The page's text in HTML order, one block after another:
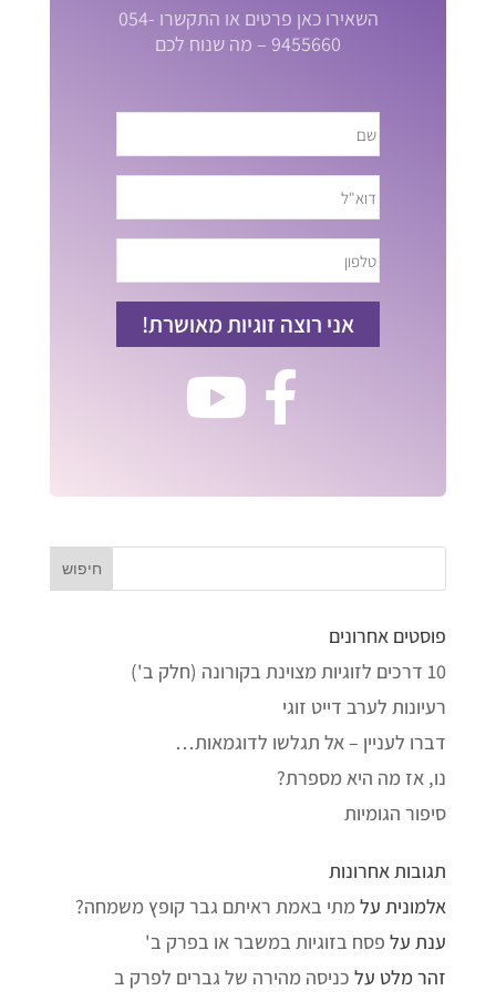
השאירו כאן פרטים או התקשרו 054-
9455660 – מה שנוח לכם
אני רוצה זוגיות מאושרת!
פוסטים אחרונים
10 דרכים לזוגיות מצוינת בקורונה (חלק ב')
רעיונות לערב דייט זוגי
דברו לעניין – אל תגלשו לדוגמאות…
נו, אז מה היא מספרת?
סיפור הגומיות
תגובות אחרונות
אלמוניתעל מתי באמת ראיתם גבר קופץ משמחה?
ענתעל פסח בזוגיות במשבר או בפרק ב'
זהר מלט על כניסה מהירה של גברים לפרק ב